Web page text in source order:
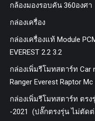
กล้องมองรอบคัน 360องศา
กล่องเครื่อง
กล่องเครื่องแท้ Module
EVEREST 2.2 3.2
กล่องเพิ่มรีโมทสตาร์ท Car
Ranger Everest Raptor Mc
กล่องเพิ่มรีโมทสตาร์ท ตรง
-2021 (ปลั๊กตรงรุ่น ไม่ตัด